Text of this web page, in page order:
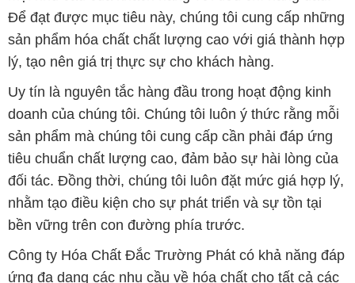
Để đạt được mục tiêu này, chúng tôi cung cấp những
sản phẩm hóa chất chất lượng cao với giá thành hợp
lý, tạo nên giá trị thực sự cho khách hàng.
Uy tín là nguyên tắc hàng đầu trong hoạt động kinh
doanh của chúng tôi. Chúng tôi luôn ý thức rằng mỗi
sản phẩm mà chúng tôi cung cấp cần phải đáp ứng
tiêu chuẩn chất lượng cao, đảm bảo sự hài lòng của
đối tác. Đồng thời, chúng tôi luôn đặt mức giá hợp lý,
nhằm tạo điều kiện cho sự phát triển và sự tồn tại
bền vững trên con đường phía trước.
Công ty Hóa Chất Đắc Trường Phát có khả năng đáp
ứng đa dạng các nhu cầu về hóa chất cho tất cả các